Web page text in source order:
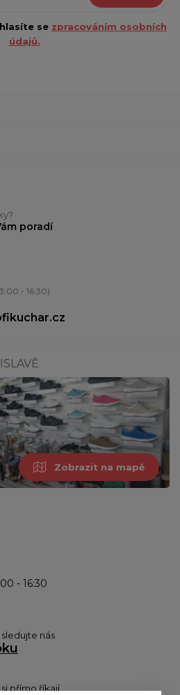
se zpracováním osobních
údajů.
poradí
- 16:30)
Zobrazit na mapě
- 16:30
nás
přímo říkají